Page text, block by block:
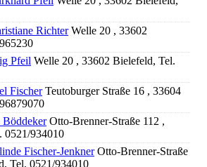
RichterWelle 20 , 33602
Pfeil Welle 20 , 33602 Bielefeld, Tel.
FischerTeutoburger Straße 16 , 33604
BöddekerOtto-Brenner-Straße 112 ,
0521/934010
Fischer-JenknerOtto-Brenner-Straße
Tel. 0521/934010